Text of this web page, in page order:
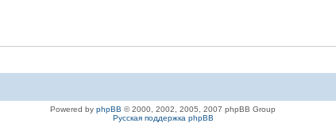
Powered by phpBB © 2000, 2002, 2005, 2007 phpBB Group
Русская поддержка phpBB